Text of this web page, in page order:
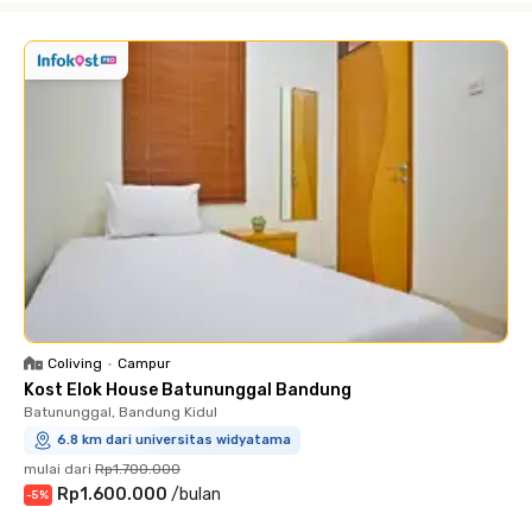
Coliving • Campur
Kost Elok House Batununggal Bandung
Batununggal, Bandung Kidul
6.8 km dari universitas widyatama
mulai dari Rp1.700.000
-5% Rp1.600.000 /bulan